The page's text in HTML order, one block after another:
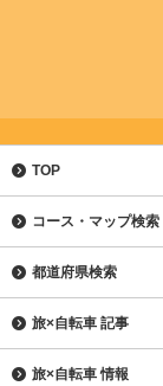
TOP
コース・マップ検索
都道府県検索
旅×自転車 記事
旅×自転車 情報